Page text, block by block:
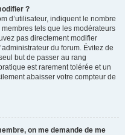
?
d’utilisateur, indiquent le nombre
tels que les modérateurs
pas directement modifier
du forum. Évitez de
but de passer au rang
est rarement tolérée et un
abaisser votre compteur de
on me demande de me